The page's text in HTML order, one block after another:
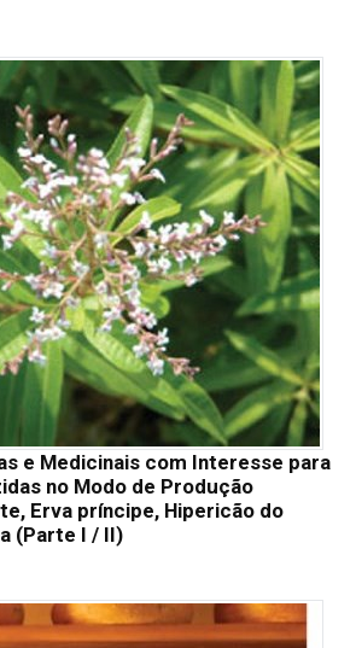
e Medicinais com Interesse para
no Modo de Produção
Erva príncipe, Hipericão do
(Parte I / II)